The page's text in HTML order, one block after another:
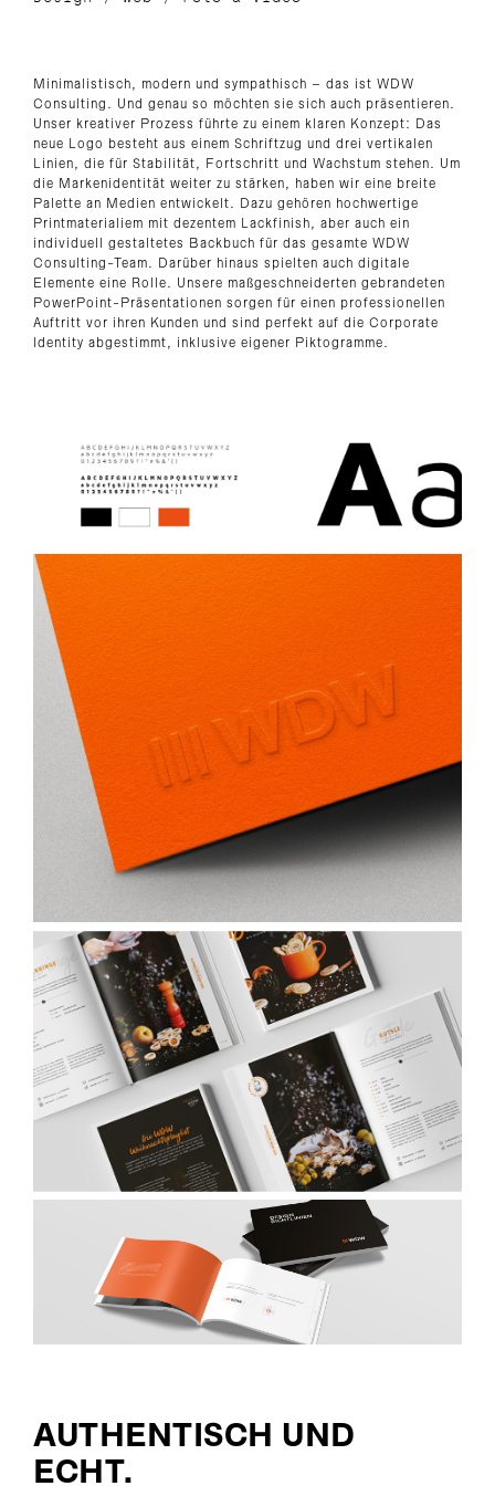
Minimalistisch, modern und sympathisch – das ist WDW
Consulting. Und genau so möchten sie sich auch präsentieren.
Unser kreativer Prozess führte zu einem klaren Konzept: Das
neue Logo besteht aus einem Schriftzug und drei vertikalen
Linien, die für Stabilität, Fortschritt und Wachstum stehen. Um
die Markenidentität weiter zu stärken, haben wir eine breite
Palette an Medien entwickelt. Dazu gehören hochwertige
Printmaterialiem mit dezentem Lackfinish, aber auch ein
individuell gestaltetes Backbuch für das gesamte WDW
Consulting-Team. Darüber hinaus spielten auch digitale
Elemente eine Rolle. Unsere maßgeschneiderten gebrandeten
PowerPoint-Präsentationen sorgen für einen professionellen
Auftritt vor ihren Kunden und sind perfekt auf die Corporate
Identity abgestimmt, inklusive eigener Piktogramme.
AUTHENTISCH UND
ECHT.